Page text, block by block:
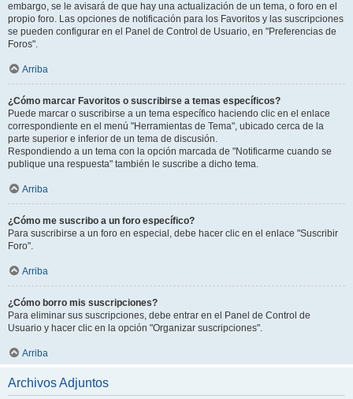
embargo, se le avisará de que hay una actualización de un tema, o foro en el
propio foro. Las opciones de notificación para los Favoritos y las suscripciones
se pueden configurar en el Panel de Control de Usuario, en "Preferencias de
Foros".
Arriba
¿Cómo marcar Favoritos o suscribirse a temas específicos?
Puede marcar o suscribirse a un tema específico haciendo clic en el enlace
correspondiente en el menú "Herramientas de Tema", ubicado cerca de la
parte superior e inferior de un tema de discusión.
Respondiendo a un tema con la opción marcada de "Notificarme cuando se
publique una respuesta" también le suscribe a dicho tema.
Arriba
¿Cómo me suscribo a un foro específico?
Para suscribirse a un foro en especial, debe hacer clic en el enlace "Suscribir
Foro".
Arriba
¿Cómo borro mis suscripciones?
Para eliminar sus suscripciones, debe entrar en el Panel de Control de
Usuario y hacer clic en la opción "Organizar suscripciones".
Arriba
Archivos Adjuntos